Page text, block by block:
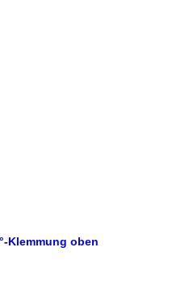
Klemmung oben